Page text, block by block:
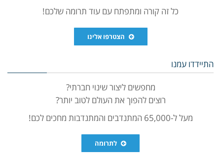
כל זה קורה ומתפתח עם עוד תרומה שלכם!
הצטרפו אלינו
התיידדו עמנו
מחפשים ליצור שינוי חברתי?
רוצים להפוך את העולם לטוב יותר?
מעל ל-65,000 המתנדבים והמתנדבות מחכים לכם!
לתרומה